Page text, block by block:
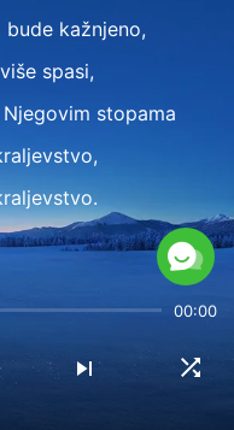
kažnjeno,
spasi,
stopama
pravedno;
00:00